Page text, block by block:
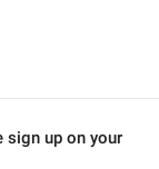
sign up on your